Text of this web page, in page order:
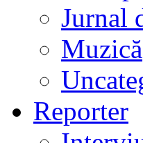
Jurnal
Muzică
Reporter